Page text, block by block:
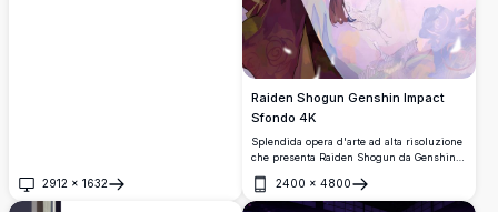
2912 × 1632
Apri
Raiden Shogun Genshin Impact
Sfondo 4K
Splendida opera d'arte ad alta risoluzione
che presenta Raiden Shogun da Genshin
adornato con fiori viola. Bellissimi petali di
ciliegio cadono intorno alla sua figura
2400 × 4800
Apri